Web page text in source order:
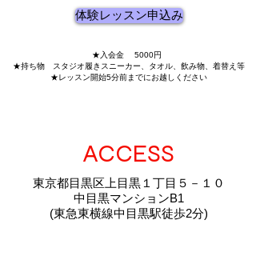
体験レッスン申込み
★入会金 5000円
★持ち物 スタジオ履きスニーカー、タオル、飲み物、着替え等
★レッスン開始5分前までにお越しください
​ACCESS
東京都目黒区上目黒１丁目５－１０
中目黒マンションB1
(東急東横線中目黒駅徒歩2分)